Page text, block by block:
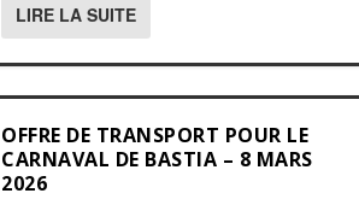
LIRE LA SUITE
OFFRE DE TRANSPORT POUR LE
CARNAVAL DE BASTIA – 8 MARS
2026